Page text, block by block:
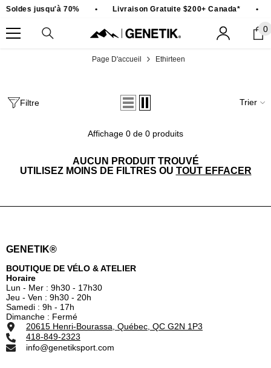
PASSER AU CONTENU
Soldes jusqu'à 70% • Livraison Gratuite $200+ Canada* •
0
0
Page D'accueil Ethirteen
Filtre Trier
Affichage 0 de 0 produits
AUCUN PRODUIT TROUVÉ
UTILISEZ MOINS DE FILTRES OU TOUT EFFACER
GENETIK®
BOUTIQUE DE VÉLO & ATELIER
Horaire
Lun - Mer : 9h30 - 17h30
Jeu - Ven : 9h30 - 20h
Samedi : 9h - 17h
Dimanche : Fermé
20615 Henri-Bourassa, Québec, QC G2N 1P3
418-849-2323
info@genetiksport.com